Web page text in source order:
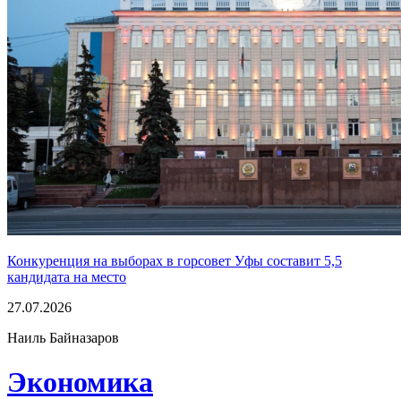
Конкуренция на выборах в горсовет Уфы составит 5,5
кандидата на место
27.07.2026
Наиль Байназаров
Экономика